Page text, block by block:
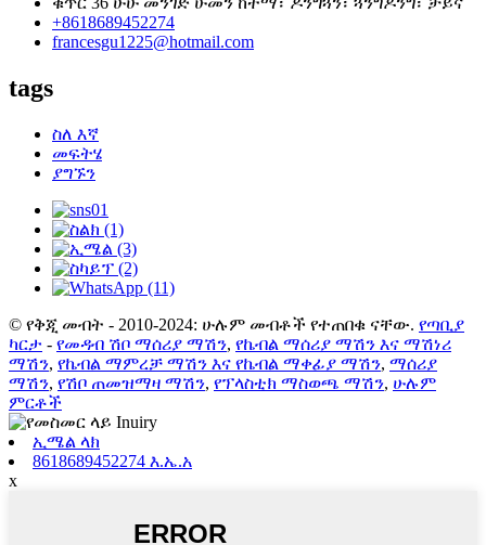
+8618689452274
francesgu1225@hotmail.com
tags
ስለ እኛ
መፍትሄ
ያግኙን
© የቅጂ መብት - 2010-2024: ሁሉም መብቶች የተጠበቁ ናቸው. የጣቢያ
ካርታ - የመዳብ ሽቦ ማሰሪያ ማሽን, የኬብል ማሰሪያ ማሽን እና ማሽነሪ
ማሽን, የኬብል ማምረቻ ማሽን እና የኬብል ማቀፊያ ማሽን, ማሰሪያ
ማሽን, የሽቦ ጠመዝማዛ ማሽን, የፕላስቲክ ማስወጫ ማሽን, ሁሉም
ምርቶች
ኢሜል ላክ
8618689452274 እ.ኤ.አ
x